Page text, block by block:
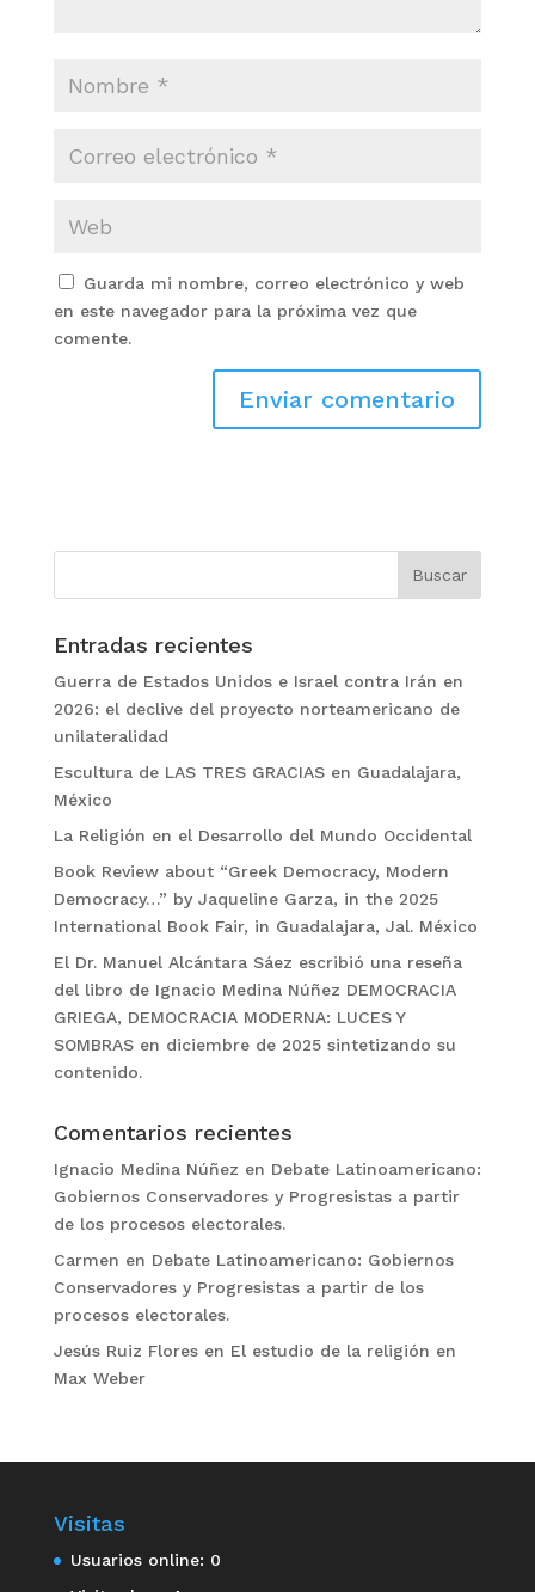
Guarda mi nombre, correo electrónico y web
en este navegador para la próxima vez que
comente.
Entradas recientes
Guerra de Estados Unidos e Israel contra Irán en
2026: el declive del proyecto norteamericano de
unilateralidad
Escultura de LAS TRES GRACIAS en Guadalajara,
México
La Religión en el Desarrollo del Mundo Occidental
Book Review about “Greek Democracy, Modern
Democracy…” by Jaqueline Garza, in the 2025
International Book Fair, in Guadalajara, Jal. México
El Dr. Manuel Alcántara Sáez escribió una reseña
del libro de Ignacio Medina Núñez DEMOCRACIA
GRIEGA, DEMOCRACIA MODERNA: LUCES Y
SOMBRAS en diciembre de 2025 sintetizando su
contenido.
Comentarios recientes
Ignacio Medina Núñez en Debate Latinoamericano:
Gobiernos Conservadores y Progresistas a partir
de los procesos electorales.
Carmen en Debate Latinoamericano: Gobiernos
Conservadores y Progresistas a partir de los
procesos electorales.
Jesús Ruiz Floresen El estudio de la religión en
Max Weber
Visitas
Usuarios online: 0